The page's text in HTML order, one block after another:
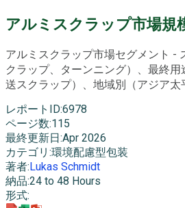
アルミスクラップ市場規
アルミスクラップ市場セグメント -
クラップ、ターンニング）、最終
送スクラップ）、地域別（アジア
レポートID:6978
ページ数:115
最終更新日 :Apr 2026
カテゴリ :環境配慮型包装
著者: Lukas Schmidt
納品:24 to 48 Hours
形式: